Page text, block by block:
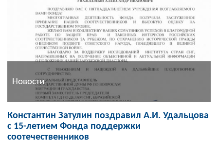
Новости
Константин Затулин поздравил А.И. Удальцова
с 15-летием Фонда поддержки
соотечественников